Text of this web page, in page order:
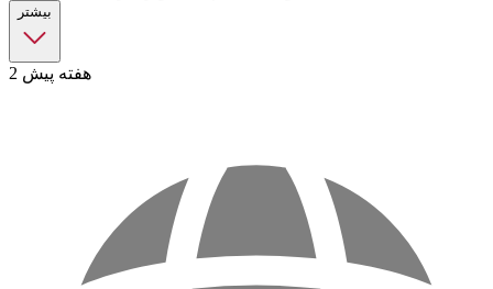
بیشتر
2 هفته پیش